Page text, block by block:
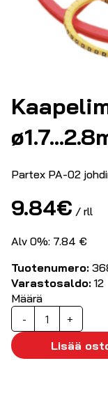
Partex PA-02
9.84€ / rll
Alv 0%: 7.84 €
Tuotenumero:
Varastosaldo: 12
Määrä
-
Kaapelimerkki
'9',
500kpl
ø1.7...2.8mm
+
Lisää